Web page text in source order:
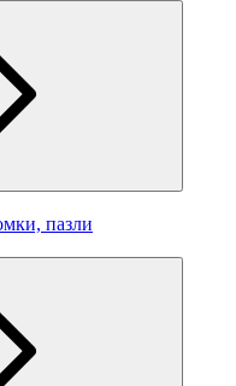
пазли